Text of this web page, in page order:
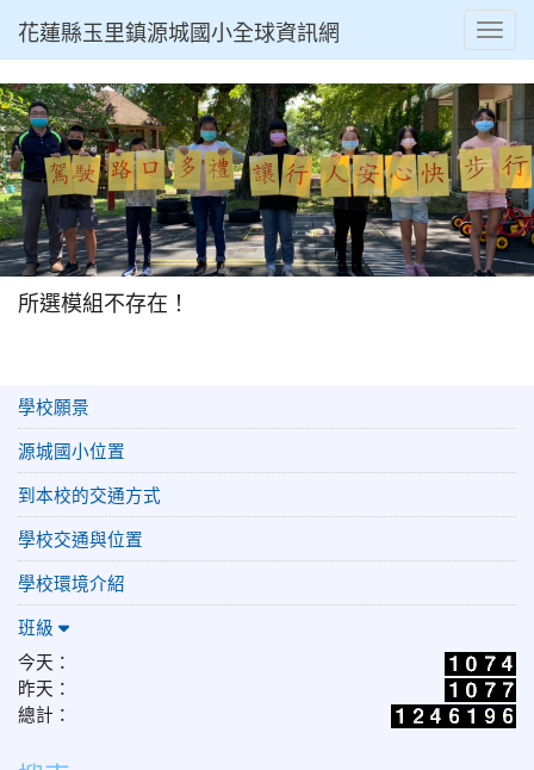
花蓮縣玉里鎮源城國小全球資訊網
所選模組不存在！
學校願景
源城國小位置
到本校的交通方式
學校交通與位置
學校環境介紹
班級
今天：
昨天：
總計：